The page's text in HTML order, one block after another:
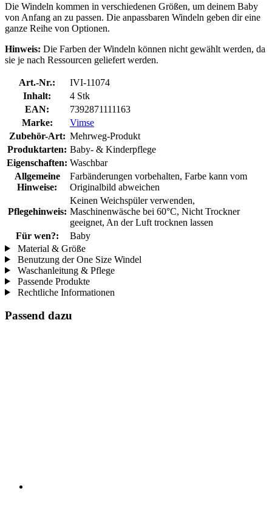
Die Windeln kommen in verschiedenen Größen, um deinem Baby
von Anfang an zu passen. Die anpassbaren Windeln geben dir eine
ganze Reihe von Optionen.
Hinweis: Die Farben der Windeln können nicht gewählt werden, da
sie je nach Ressourcen geliefert werden.
Art.-Nr.:
IVI-11074
Inhalt:
4 Stk
EAN:
7392871111163
Marke:
Vimse
Zubehör-Art: Mehrweg-Produkt
Produktarten: Baby- & Kinderpflege
Eigenschaften: Waschbar
Allgemeine
Hinweise:
Farbänderungen vorbehalten, Farbe kann vom
Originalbild abweichen
Pflegehinweis:
Keinen Weichspüler verwenden,
Maschinenwäsche bei 60°C, Nicht Trockner
geeignet, An der Luft trocknen lassen
Für wen?:
Baby
Material & Größe
Benutzung der One Size Windel
Waschanleitung & Pflege
Passende Produkte
Rechtliche Informationen
Passend dazu